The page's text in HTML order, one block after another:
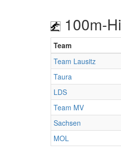
100m-
Team
Team Lausitz
Taura
LDS
Team MV
Sachsen
MOL